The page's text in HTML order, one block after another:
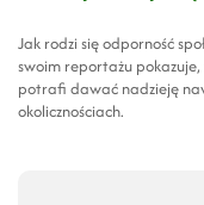
Jak rodzi się odporność
swoim reportażu
potrafi dawać nadzieję
okolicznościach.